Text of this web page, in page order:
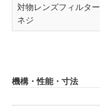
対物レンズフィルター
ネジ
機構・性能・寸法